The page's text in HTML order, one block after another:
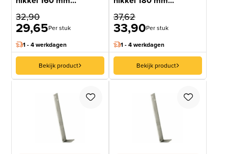
32,90
29,65Per stuk
1 - 4 werkdagen
Bekijk product
37,62
33,90Per stuk
1 - 4 werkdagen
Bekijk product